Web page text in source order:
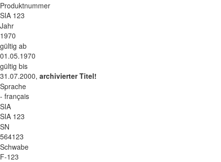
Produktnummer
SIA 123
Jahr
1970
gültig ab
01.05.1970
gültig bis
31.07.2000, archivierter Titel!
Sprache
- français
SIA
SIA 123
SN
564123
Schwabe
F-123